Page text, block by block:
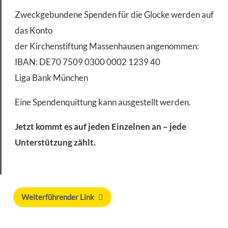
Zweckgebundene Spenden für die Glocke werden auf
das Konto
der Kirchenstiftung Massenhausen angenommen:
IBAN: DE70 7509 0300 0002 1239 40
Liga Bank München
Eine Spendenquittung kann ausgestellt werden.
Jetzt kommt es auf jeden Einzelnen an – jede
Unterstützung zählt.
Weiterführender Link